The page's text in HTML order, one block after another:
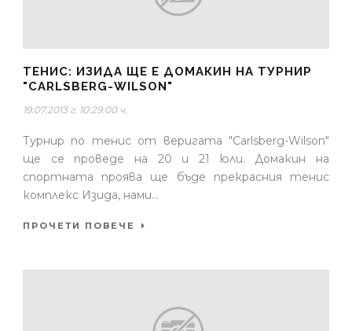
ТЕНИС: ИЗИДА ЩЕ Е ДОМАКИН НА ТУРНИР
"CARLSBERG-WILSON"
19.07.2013 г. 10:29:00 ч.
Турнир по тенис от веригата "Carlsberg-Wilson"
ще се проведе на 20 и 21 юли. Домакин на
спортната проява ще бъде прекрасния тенис
комплекс Изида, нами...
ПРОЧЕТИ ПОВЕЧЕ